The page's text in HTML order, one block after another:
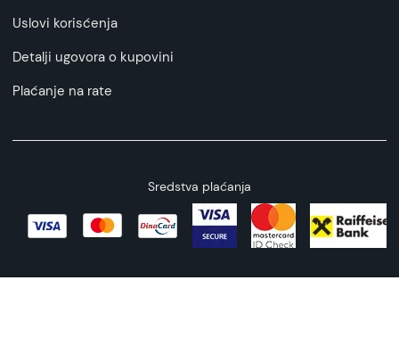
Uslovi korisćenja
Detalji ugovora o kupovini
Plaćanje na rate
Sredstva plaćanja